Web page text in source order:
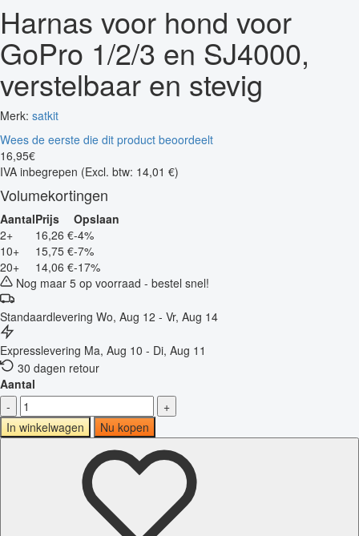
Harnas voor hond voor
GoPro 1/2/3 en SJ4000,
verstelbaar en stevig
Merk: satkit
Wees de eerste die dit product beoordeelt
16,95€
IVA inbegrepen (Excl. btw: 14,01 €)
Volumekortingen
AantalPrijs
Opslaan
2+
16,26 €-4%
10+
15,75 €-7%
20+
14,06 €-17%
Nog maar 5 op voorraad - bestel snel!
Standaardlevering Wo, Aug 12 - Vr, Aug 14
Expresslevering Ma, Aug 10 - Di, Aug 11
30 dagen retour
Aantal
-
+
In winkelwagen
Nu kopen